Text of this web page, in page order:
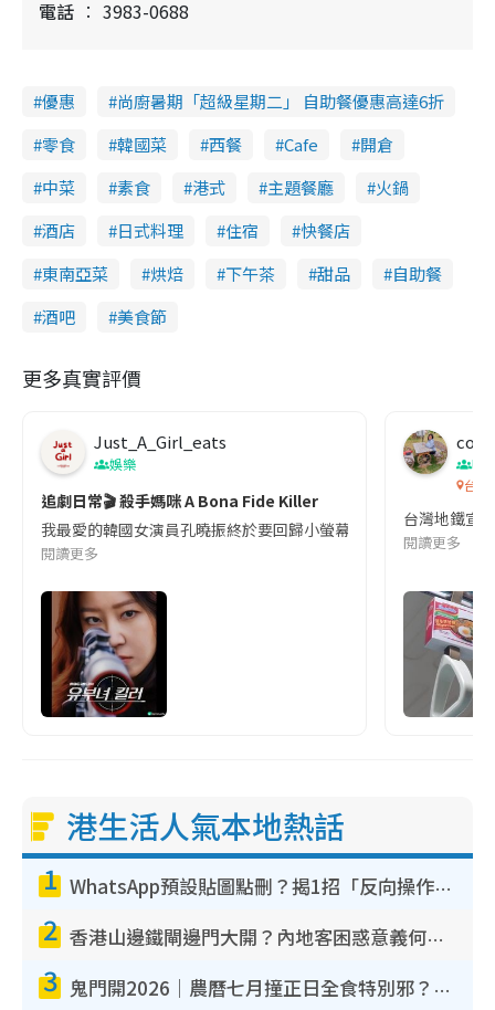
電話 3983-0688
優惠
尚廚暑期「超級星期二」 自助餐優惠高達6折
零食
韓國菜 西餐 Cafe
開倉
中菜
素食 港式 主題餐廳
火鍋
酒店
日式料理 住宿
快餐店
東南亞菜
烘焙 下午茶 甜品
自助餐
酒吧
美食節
更多真實評價
Just_A_Girl_eats
娛樂
追劇日常🎬 殺手媽咪 A Bona Fide Killer
我最愛的韓國女演員孔曉振終於要回歸小螢幕啦!這次的劇本改編
閱讀更多
co
吹
台灣
台灣地鐵宣
閱讀更多
港生活人氣本地熱話
1 WhatsApp預設貼圖點刪？揭1招「反向操作」還原簡潔介面 附3步實測教學
2 香港山邊鐵閘邊門大開？內地客困惑意義何在！網民神回覆：呢種叫法理性防禦
3 鬼門開2026｜農曆七月撞正日全食特別邪？專家警告切忌做一事！揭4大禁忌+2招保平安